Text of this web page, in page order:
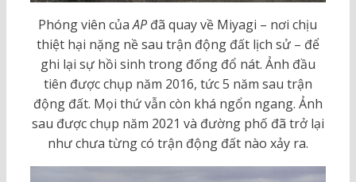
Phóng viên củaAP đã quay về Miyagi – nơi chịu
thiệt hại nặng nề sau trận động đất lịch sử – để
ghi lại sự hồi sinh trong đống đổ nát. Ảnh đầu
tiên được chụp năm 2016, tức 5 năm sau trận
động đất. Mọi thứ vẫn còn khá ngổn ngang. Ảnh
sau được chụp năm 2021 và đường phố đã trở lại
như chưa từng có trận động đất nào xảy ra.